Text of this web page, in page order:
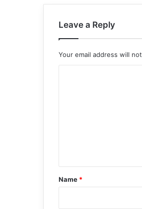
Leave a Reply
Your email address will
*
Name *